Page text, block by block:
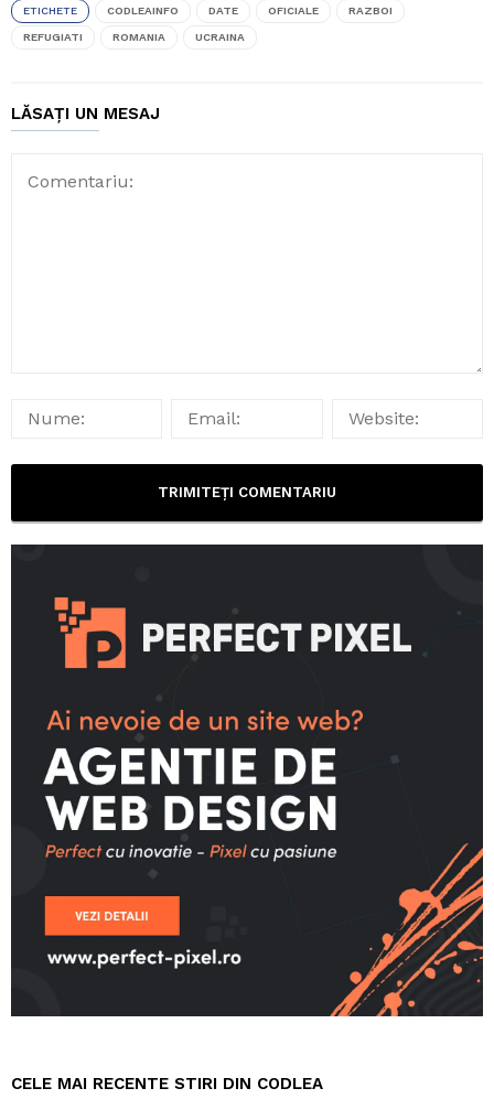
ETICHETE CODLEAINFO DATE OFICIALE RAZBOI
REFUGIATI ROMANIA UCRAINA
LĂSAȚI UN MESAJ
CELE MAI RECENTE STIRI DIN CODLEA